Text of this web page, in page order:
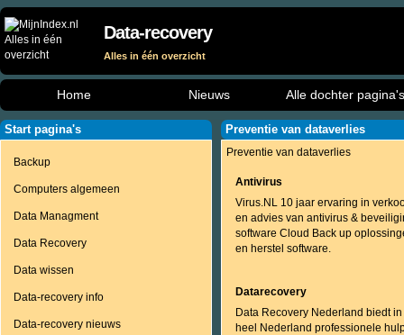
Data-recovery
Alles in één overzicht
Home Nieuws Alle dochter pagina's
Start pagina's
Backup
Computers algemeen
Data Managment
Data Recovery
Data wissen
Data-recovery info
Data-recovery nieuws
Preventie van dataverlies
Preventie van dataverlies
Antivirus
Virus.NL 10 jaar ervaring in
en advies van antivirus &
software Cloud Back up
en herstel software.
Datarecovery
Data Recovery Nederland biedt in
heel Nederland professionele